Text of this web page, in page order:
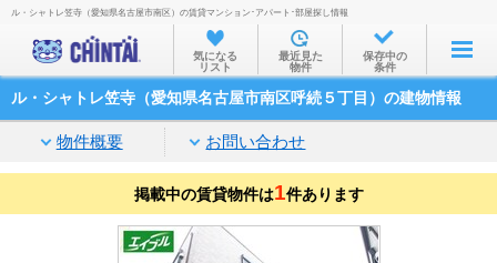
お部屋を探す
沿線・駅から
家賃相場から
通勤通学時間から
物件特集から
ル・シャトレ笠寺（愛知県名古屋市南区）の賃貸マンション･アパート･部屋探し情報
気になる
リスト
最近見た
物件
保存中の
条件
ル・シャトレ笠寺（愛知県名古屋市南区呼続５丁目）の建物情報
物件概要 お問い合わせ
掲載中の賃貸物件は1件あります